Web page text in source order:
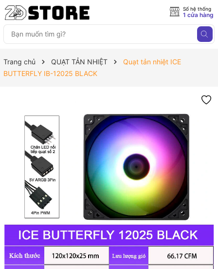
Số hệ thống
1 cửa hàng
Trang chủ QUẠT TẢN NHIỆT
Quạt tản nhiệt ICE
BUTTERFLY IB-12025 BLACK